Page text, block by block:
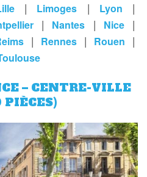
| Limoges | Lyon |
| Nantes | Nice|
| Rennes | Rouen |
– CENTRE-VILLE